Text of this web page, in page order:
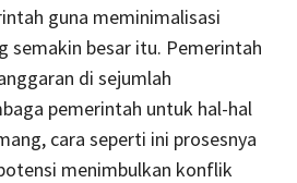
guna meminimalisasi
semakin besar itu. Pemerintah
di sejumlah
pemerintah untuk hal-hal
cara seperti ini prosesnya
menimbulkan konflik